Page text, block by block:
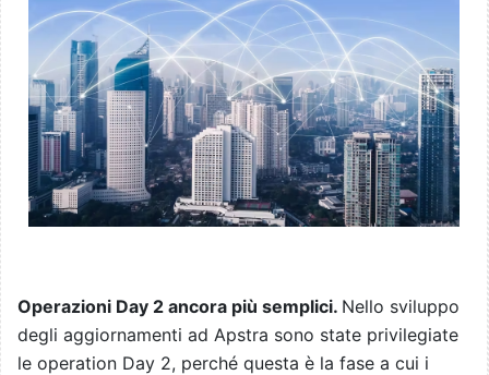
Operazioni Day 2 ancora più semplici. Nello sviluppo
degli aggiornamenti ad Apstra sono state privilegiate
le operation Day 2, perché questa è la fase a cui i